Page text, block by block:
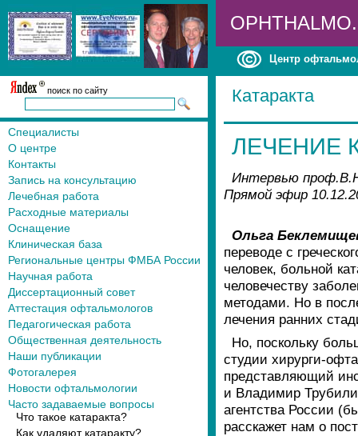
Центр
поиск по сайту
Специалисты
О центре
Контакты
Запись на консультацию
Лечебная работа
Расходные материалы
Оснащение
Клиническая база
Региональные центры ФМБА России
Научная работа
Диссертационный совет
Аттестация офтальмологов
Педагогическая работа
Общественная деятельность
Наши публикации
Фотогалерея
Новости офтальмологии
Часто задаваемые вопросы
Что такое катаракта?
Как удаляют катаракту?
Катаракта
ЛЕЧЕНИЕ
Интервью
Прямой эфир
Ольга
переводе с
человек, больной
человечеству
методами. Но в
лечения ранних
Но, поскольку
студии хирурги-
представляющий
и Владимир
агентства России
расскажет нам о